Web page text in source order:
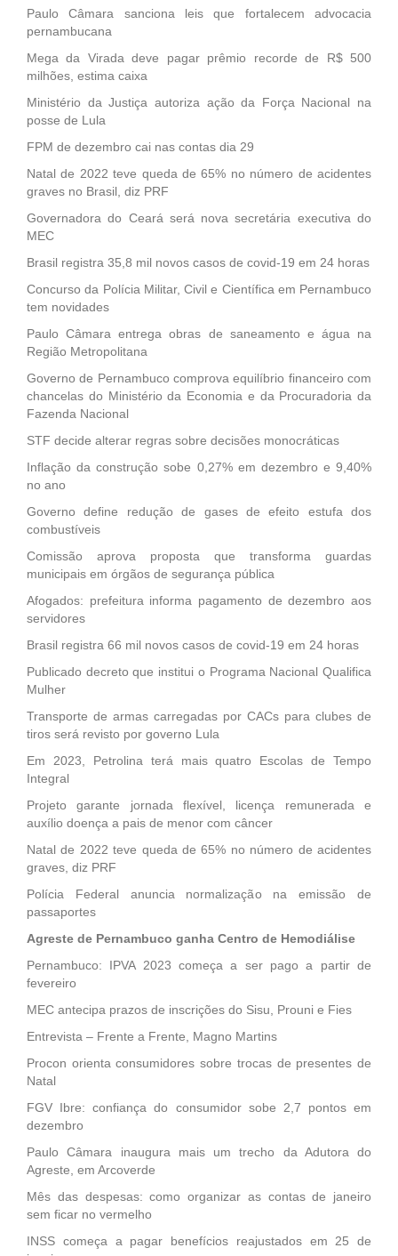
Paulo Câmara sanciona leis que fortalecem advocacia
pernambucana
Mega da Virada deve pagar prêmio recorde de R$ 500
milhões, estima caixa
Ministério da Justiça autoriza ação da Força Nacional na
posse de Lula
FPM de dezembro cai nas contas dia 29
Natal de 2022 teve queda de 65% no número de acidentes
graves no Brasil, diz PRF
Governadora do Ceará será nova secretária executiva do
MEC
Brasil registra 35,8 mil novos casos de covid-19 em 24 horas
Concurso da Polícia Militar, Civil e Científica em Pernambuco
tem novidades
Paulo Câmara entrega obras de saneamento e água na
Região Metropolitana
Governo de Pernambuco comprova equilíbrio financeiro com
chancelas do Ministério da Economia e da Procuradoria da
Fazenda Nacional
STF decide alterar regras sobre decisões monocráticas
Inflação da construção sobe 0,27% em dezembro e 9,40%
no ano
Governo define redução de gases de efeito estufa dos
combustíveis
Comissão aprova proposta que transforma guardas
municipais em órgãos de segurança pública
Afogados: prefeitura informa pagamento de dezembro aos
servidores
Brasil registra 66 mil novos casos de covid-19 em 24 horas
Publicado decreto que institui o Programa Nacional Qualifica
Mulher
Transporte de armas carregadas por CACs para clubes de
tiros será revisto por governo Lula
Em 2023, Petrolina terá mais quatro Escolas de Tempo
Integral
Projeto garante jornada flexível, licença remunerada e
auxílio doença a pais de menor com câncer
Natal de 2022 teve queda de 65% no número de acidentes
graves, diz PRF
Polícia Federal anuncia normalização na emissão de
passaportes
Agreste de Pernambuco ganha Centro de Hemodiálise
Pernambuco: IPVA 2023 começa a ser pago a partir de
fevereiro
MEC antecipa prazos de inscrições do Sisu, Prouni e Fies
Entrevista – Frente a Frente, Magno Martins
Procon orienta consumidores sobre trocas de presentes de
Natal
FGV Ibre: confiança do consumidor sobe 2,7 pontos em
dezembro
Paulo Câmara inaugura mais um trecho da Adutora do
Agreste, em Arcoverde
Mês das despesas: como organizar as contas de janeiro
sem ficar no vermelho
INSS começa a pagar benefícios reajustados em 25 de